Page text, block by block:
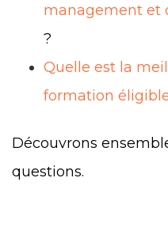
management et
?
Quelle est la
formation
Découvrons
questions.